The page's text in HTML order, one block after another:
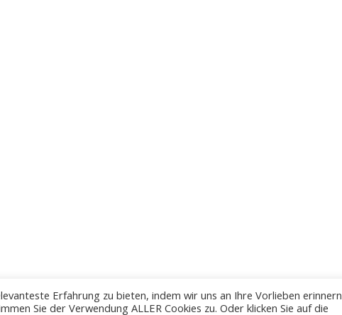
Erfahrung zu bieten, indem wir uns an Ihre Vorlieben erinnern
Sie der Verwendung ALLER Cookies zu. Oder klicken Sie auf die